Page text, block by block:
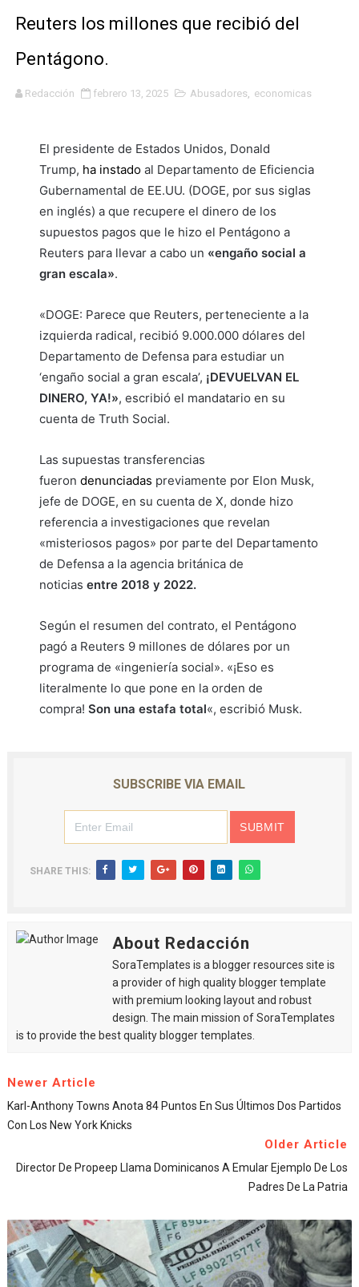
Playas públicas y hoteles: ¿hasta dónde puede
Reuters los millones que recibió del
Pentágono.
Redacción febrero 13, 2025 Abusadores, economicas
El presidente de Estados Unidos, Donald
Trump, ha instadoal Departamento de Eficiencia
Gubernamental de EE.UU. (DOGE, por sus siglas
en inglés) a que recupere el dinero de los
supuestos pagos que le hizo el Pentágono a
Reuters para llevar a cabo un «engaño social a
gran escala».
«DOGE: Parece que Reuters, perteneciente a la
izquierda radical, recibió 9.000.000 dólares del
Departamento de Defensa para estudiar un
‘engaño social a gran escala’, ¡DEVUELVAN EL
DINERO, YA!», escribió el mandatario en su
cuenta de Truth Social.
Las supuestas transferencias
fueron denunciadas previamente por Elon Musk,
jefe de DOGE, en su cuenta de X, donde hizo
referencia a investigaciones que revelan
«misteriosos pagos» por parte del Departamento
de Defensa a la agencia británica de
noticias entre 2018 y 2022.
Según el resumen del contrato, el Pentágono
pagó a Reuters 9 millones de dólares por un
programa de «ingeniería social». «¡Eso es
literalmente lo que pone en la orden de
compra! Son una estafa total«, escribió Musk.
SUBSCRIBE VIA EMAIL
SHARE THIS:
About Redacción
SoraTemplates is a blogger resources site is
a provider of high quality blogger template
with premium looking layout and robust
design. The main mission of SoraTemplates
is to provide the best quality blogger templates.
Newer Article
Karl-Anthony Towns Anota 84 Puntos En Sus Últimos Dos Partidos
Con Los New York Knicks
Older Article
Director De Propeep Llama Dominicanos A Emular Ejemplo De Los
Padres De La Patria